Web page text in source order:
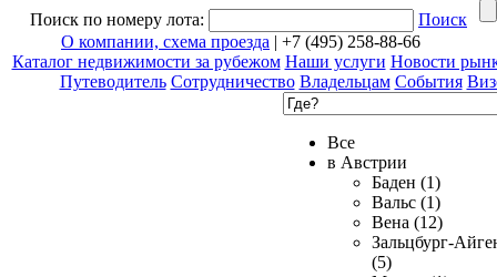
Поиск по номеру лота:
Поиск
О компании, схема проезда | +7 (495) 258-88-66
Каталог недвижимости за рубежом Наши услуги Новости
Путеводитель Сотрудничество Владельцам События
Все
в Австрии
Баден (1)
Вальс (1)
Вена (12)
Зальцбург-
(5)